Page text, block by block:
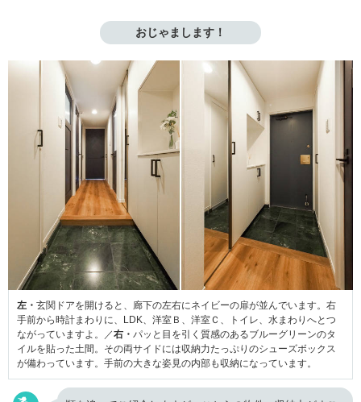
おじゃまします！
左・ 玄関ドアを開けると、廊下の左右にネイビーの扉が並んでいます。右
手前から時計まわりに、LDK、洋室Ｂ、洋室Ｃ、トイレ、水まわりへとつ
ながっていますよ。／右・ パッと目を引く質感のあるブルーグリーンのタ
イルを貼った土間。その両サイドには収納力たっぷりのシューズボックス
が備わっています。手前の大きな姿見の内部も収納になっています。